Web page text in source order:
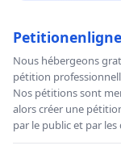
Nous hébergeons
pétition
Nos pétitions sont
alors créer une
par le public et par les